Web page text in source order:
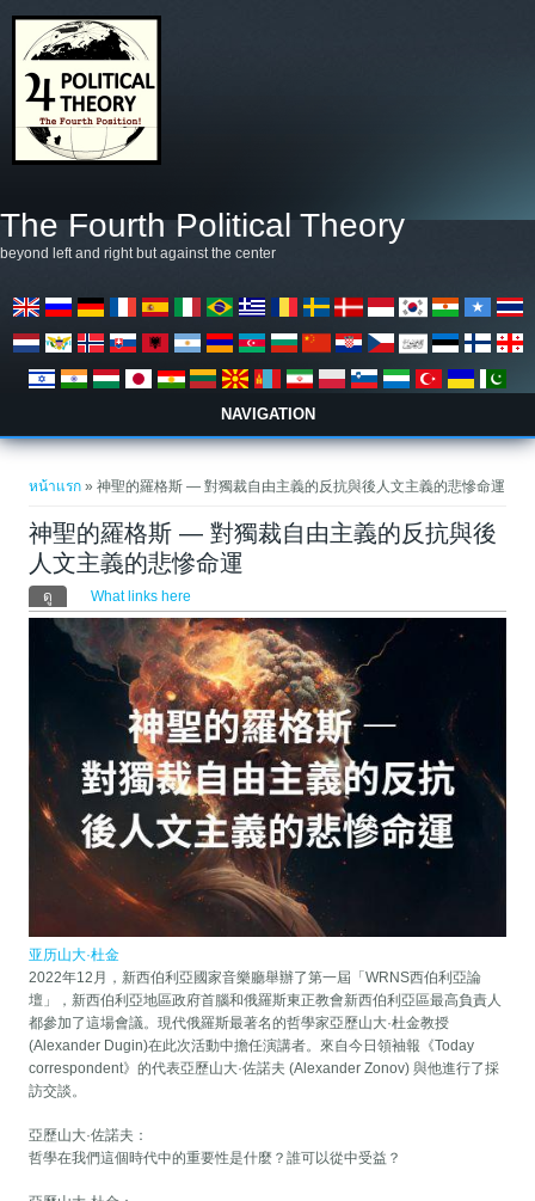
The Fourth Political Theory
beyond left and right but against the center
NAVIGATION
หน้าแรก » 神聖的羅格斯 — 對獨裁自由主義的反抗與後人文主義的悲慘命運
神聖的羅格斯 — 對獨裁自由主義的反抗與後
人文主義的悲慘命運
Primary tabs
ดู (แท็บปัจจุบัน)
What links here
亚历山大·杜金
2022年12月，新西伯利亞國家音樂廳舉辦了第一屆「WRNS西伯利亞論
壇」，新西伯利亞地區政府首腦和俄羅斯東正教會新西伯利亞區最高負責人
都參加了這場會議。現代俄羅斯最著名的哲學家亞歷山大·杜金教授
(Alexander Dugin)在此次活動中擔任演講者。來自今日領袖報《Today
correspondent》的代表亞歷山大·佐諾夫 (Alexander Zonov) 與他進行了採
訪交談。
亞歷山大·佐諾夫：
哲學在我們這個時代中的重要性是什麼？誰可以從中受益？